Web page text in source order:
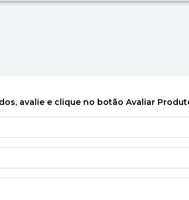
avalie e clique no botão Avaliar